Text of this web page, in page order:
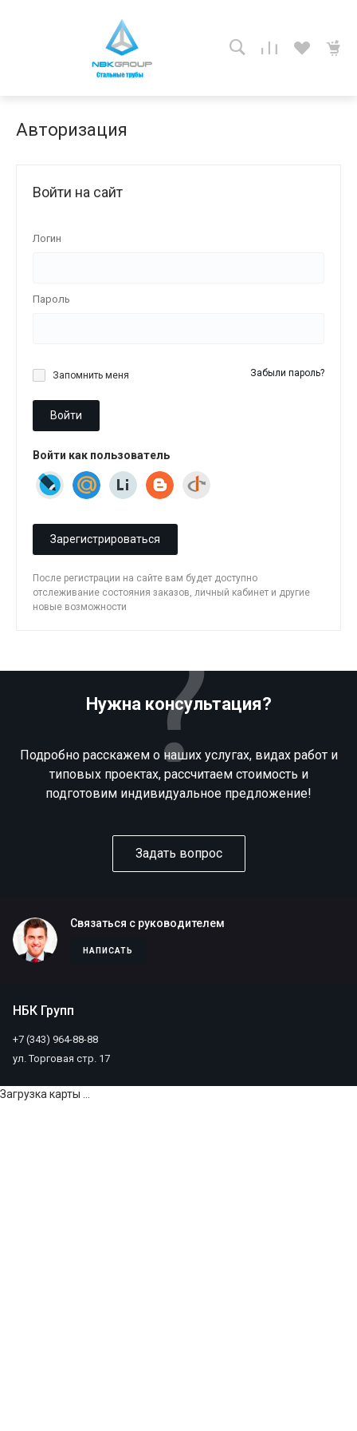
Авторизация
Войти на сайт
Логин
Пароль
Запомнить меня Забыли пароль?
Войти
Войти как пользователь
Зарегистрироваться
После регистрации на сайте вам будет доступно
отслеживание состояния заказов, личный кабинет и другие
новые возможности
Нужна консультация?
Подробно расскажем о наших услугах, видах работ и
типовых проектах, рассчитаем стоимость и
подготовим индивидуальное предложение!
Задать вопрос
Связаться с руководителем
НАПИСАТЬ
НБК Групп
+7 (343) 964-88-88
ул. Торговая стр. 17
Загрузка карты ...